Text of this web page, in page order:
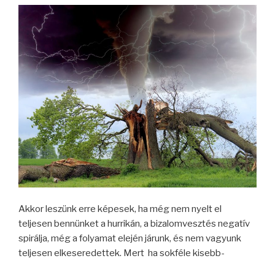
Akkor leszünk erre képesek, ha még nem nyelt el
teljesen bennünket a hurrikán, a bizalomvesztés negatív
spirálja, még a folyamat elején járunk, és nem vagyunk
teljesen elkeseredettek. Mert ha sokféle kisebb-